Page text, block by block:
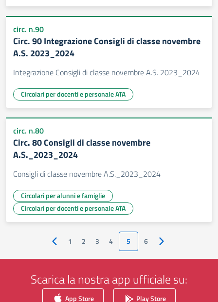
circ. n.90
Circ. 90 Integrazione Consigli di classe novembre
A.S. 2023_2024
Integrazione Consigli di classe novembre A.S. 2023_2024
Circolari per docenti e personale ATA
circ. n.80
Circ. 80 Consigli di classe novembre
A.S._2023_2024
Consigli di classe novembre A.S._2023_2024
Circolari per alunni e famiglie
Circolari per docenti e personale ATA
Pagina precedente
1 2 3 4 5 6 Pagina successiva
Scarica la nostra app ufficiale su:
App Store Play Store